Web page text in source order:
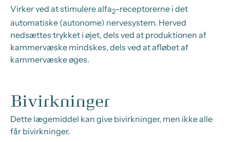
Virker ved at stimulere alfa2-receptorerne i det
automatiske (autonome) nervesystem. Herved
nedsættes trykket i øjet, dels ved at produktionen af
kammervæske mindskes, dels ved at afløbet af
kammervæske øges.
Bivirkninger
Dette lægemiddel kan give bivirkninger, men ikke alle
får bivirkninger.